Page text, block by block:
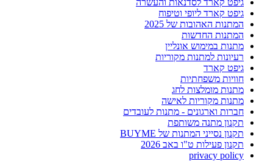
גיפט קארד לסדנאות והעשרה
גיפט קארד ליופי וטיפוח
המתנות האהובות של 2025
המתנות החדשות
מתנות במימוש אונליין
רעיונות למתנות מקוריות
גיפט קארד
חוויות משפחתיות
מתנות מומלצות לחג
מתנות מקוריות לאישה
חברות וארגונים - מתנות לעובדים
תקנון מתנה משותפת
תקנון נסייני המתנות של BUYME
תקנון פעילות ט"ו באב 2026
privacy policy